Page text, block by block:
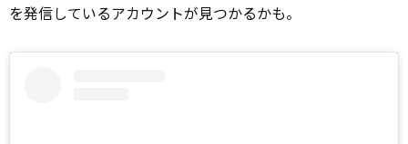
を発信しているアカウントが見つかるかも。